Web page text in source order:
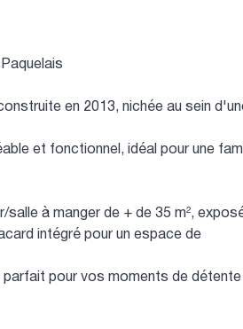
en 2013, nichée au sein
et fonctionnel, idéal pour une
à manger de + de 35 m²,
intégré pour un espace de
pour vos moments de